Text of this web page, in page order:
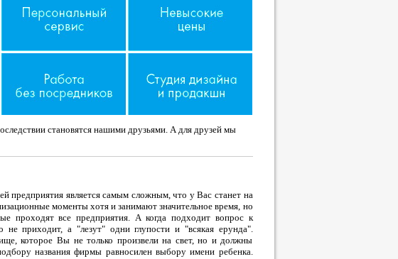
становятся нашими друзьями. А для друзей мы
предприятия является самым сложным, что у Вас станет на
моменты хотя и занимают значительное время, но
проходят все предприятия. А когда подходит вопрос к
приходит, а "лезут" одни глупости и "всякая ерунда".
которое Вы не только произвели на свет, но и должны
названия фирмы равносилен выбору имени ребенка.